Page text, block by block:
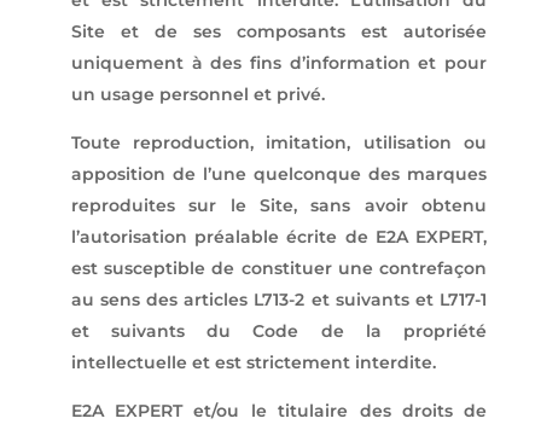
Site et de ses composants est autorisée
uniquement à des fins d’information et pour
un usage personnel et privé.
Toute reproduction, imitation, utilisation ou
apposition de l’une quelconque des marques
reproduites sur le Site, sans avoir obtenu
l’autorisation préalable écrite de E2A EXPERT,
est susceptible de constituer une contrefaçon
au sens des articles L713-2 et suivants et L717-1
et suivants du Code de la propriété
intellectuelle et est strictement interdite.
E2A EXPERT et/ou le titulaire des droits de